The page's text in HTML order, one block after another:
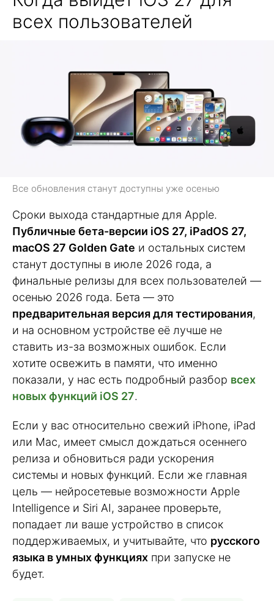
всех пользователей
Все обновления станут доступны уже осенью
Сроки выхода стандартные для Apple.
Публичные бета-версии iOS 27, iPadOS 27,
macOS 27 Golden Gate и остальных систем
станут доступны в июле 2026 года, а
финальные релизы для всех пользователей —
осенью 2026 года. Бета — это
предварительная версия для тестирования,
и на основном устройстве её лучше не
ставить из-за возможных ошибок. Если
хотите освежить в памяти, что именно
показали, у нас есть подробный разбор всех
новых функций iOS 27.
Если у вас относительно свежий iPhone, iPad
или Mac, имеет смысл дождаться осеннего
релиза и обновиться ради ускорения
системы и новых функций. Если же главная
цель — нейросетевые возможности Apple
Intelligence и Siri AI, заранее проверьте,
попадает ли ваше устройство в список
поддерживаемых, и учитывайте, что русского
языка в умных функциях при запуске не
будет.